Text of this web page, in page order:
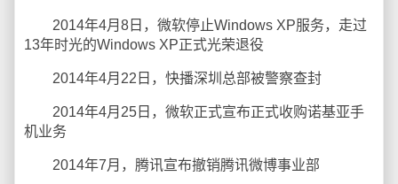
2014年4月8日，微软停止Windows XP服务，走过
13年时光的Windows XP正式光荣退役
2014年4月22日，快播深圳总部被警察查封
2014年4月25日，微软正式宣布正式收购诺基亚手
机业务
2014年7月，腾讯宣布撤销腾讯微博事业部